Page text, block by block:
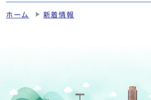
ホーム 新着情報